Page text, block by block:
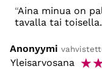
Aina minua on
tavalla tai
Anonyymi
Yleisarvosana ☆